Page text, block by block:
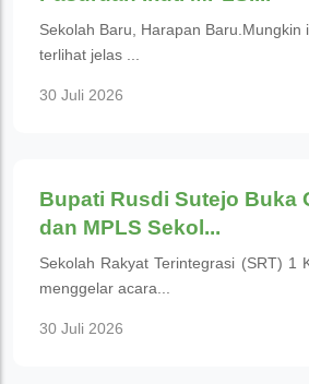
Sekolah Baru, Harapan Baru.Mungkin
terlihat jelas ...
30 Juli 2026
Bupati Rusdi Sutejo Buka
dan MPLS Sekol...
Sekolah Rakyat Terintegrasi (SRT) 1
menggelar acara...
30 Juli 2026